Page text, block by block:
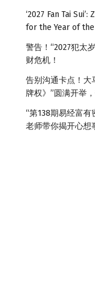
‘2027 Fan Tai
for the Year of
警告！“2027犯太
财危机！
告别沟通卡点！大
牌权》”圆满开举
“第138期易经富
老师带你揭开心想